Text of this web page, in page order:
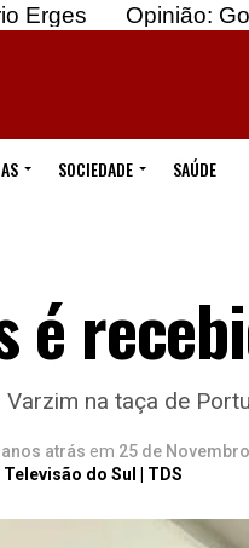
Gozar com
SOCIEDADE SAÚDE
é
Varzim na taça de
anos atrás em 25 de
Televisão do Sul | TDS